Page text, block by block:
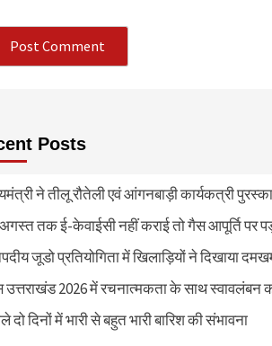
Posts
ने तीलू रौतेली एवं आंगनबाड़ी कार्यकत्री
तक ई-केवाईसी नहीं कराई तो गैस आपूर्ति पर
जूडो प्रतियोगिता में खिलाड़ियों ने दिखाया
उत्तराखंड 2026 में रचनात्मकता के साथ स्वावलंबन
दो दिनों में भारी से बहुत भारी बारिश की संभावना